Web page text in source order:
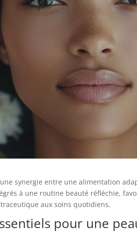
synergie entre une alimentation
à une routine beauté réfléchie,
aux soins quotidiens.
pour une